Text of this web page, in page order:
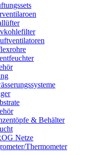
& Behälter
Netze
Thermometer